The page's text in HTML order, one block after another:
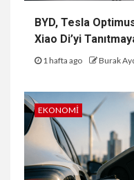
BYD, Tesla
Xiao Di’yi
1 hafta ago Burak
EKONOMI